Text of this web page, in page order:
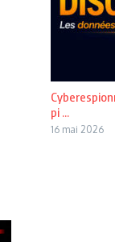
pi ...
16 mai 2026